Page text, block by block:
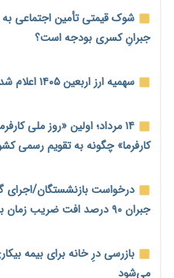
بنگاه‌داری بانک‌ها؛ مانع بزرگ
نماینده مجلس: توسعه مرزهای
اساسی تبدیل شود
خانه کارگر قزوین: شکاف
می‌شود
رئیس سازمان امور مالیاتی:
مالیات هستند
کاهش می‌یابد
شوک قیمتی تأمین اجتماعی به
جبرانِ کسری بودجه است؟
سهمیه ارز اربعین ۱۴۰۵ اعلام شد؛ ۲۰۰ هزار دینار برای هر زائر
۱۴ مرداد؛ اولین «روز ملی
کارفرما» چگونه به تقویم رسمی
درخواست بازنشستگان/
جبران ۹۰ درصد افت ضریب زمان برقراری
بازرسی درِ خانه برای بیمه
می‌شود